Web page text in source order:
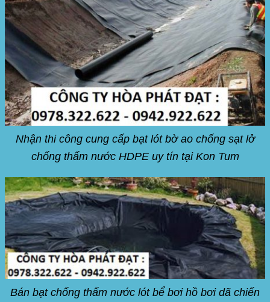
Nhận thi công cung cấp bạt lót bờ ao chống sạt lở
chống thấm nước HDPE uy tín tại Kon Tum
Bán bạt chống thấm nước lót bể bơi hồ bơi dã chiến